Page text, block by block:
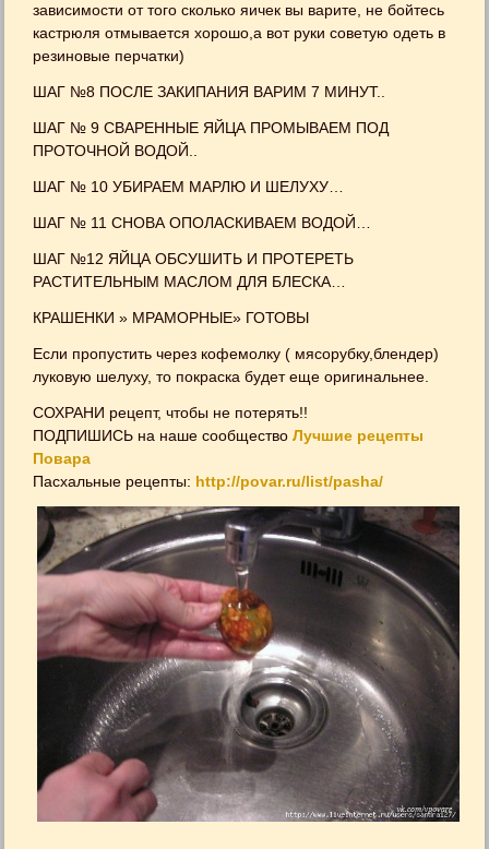
зависимости от того сколько яичек вы варите, не бойтесь
кастрюля отмывается хорошо,а вот руки советую одеть в
резиновые перчатки)
ШАГ №8 ПОСЛЕ ЗАКИПАНИЯ ВАРИМ 7 МИНУТ..
ШАГ № 9 СВАРЕННЫЕ ЯЙЦА ПРОМЫВАЕМ ПОД
ПРОТОЧНОЙ ВОДОЙ..
ШАГ № 10 УБИРАЕМ МАРЛЮ И ШЕЛУХУ…
ШАГ № 11 СНОВА ОПОЛАСКИВАЕМ ВОДОЙ…
ШАГ №12 ЯЙЦА ОБСУШИТЬ И ПРОТЕРЕТЬ
РАСТИТЕЛЬНЫМ МАСЛОМ ДЛЯ БЛЕСКА…
КРАШЕНКИ » МРАМОРНЫЕ» ГОТОВЫ
Если пропустить через кофемолку ( мясорубку,блендер)
луковую шелуху, то покраска будет еще оригинальнее.
СОХРАНИ рецепт, чтобы не потерять!!
ПОДПИШИСЬ на наше сообществоЛучшие рецепты
Повара
Пасхальные рецепты: http://povar.ru/list/pasha/